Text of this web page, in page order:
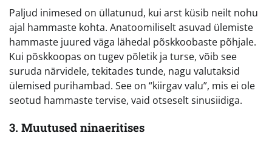
Paljud inimesed on üllatunud, kui arst küsib neilt nohu
ajal hammaste kohta. Anatoomiliselt asuvad ülemiste
hammaste juured väga lähedal põskkoobaste põhjale.
Kui põskkoopas on tugev põletik ja turse, võib see
suruda närvidele, tekitades tunde, nagu valutaksid
ülemised purihambad. See on “kiirgav valu”, mis ei ole
seotud hammaste tervise, vaid otseselt sinusiidiga.
3. Muutused ninaeritises